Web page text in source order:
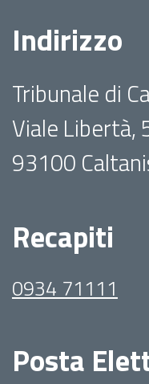
Indirizzo
Tribunale di
Viale Libertà,
93100
Recapiti
0934 71111
Posta